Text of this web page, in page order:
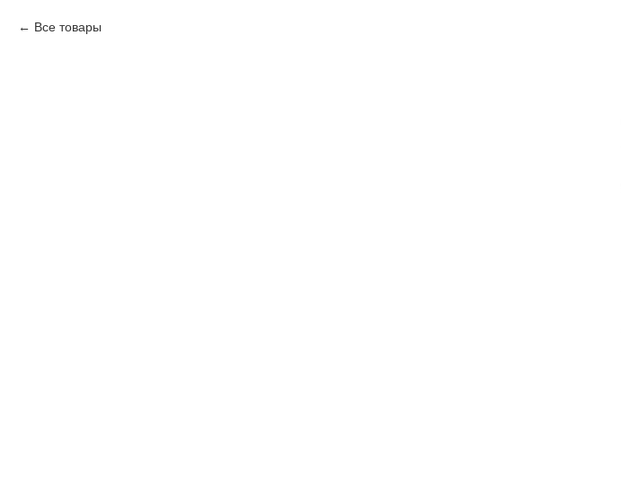
Все товары